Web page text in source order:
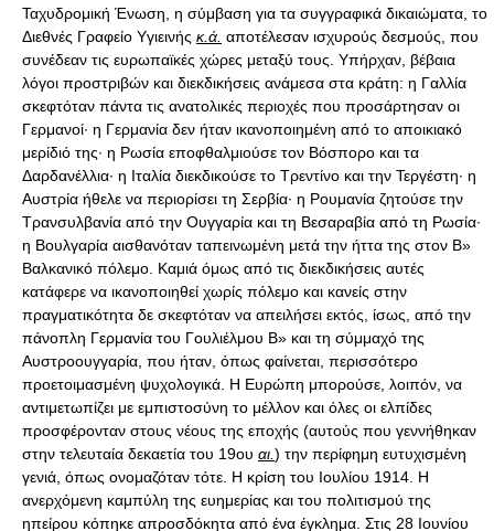
Ταχυδρομική Ένωση, η σύμβαση για τα συγγραφικά δικαιώματα, το
Διεθνές Γραφείο Yγιεινής κ.ά. αποτέλεσαν ισχυρούς δεσμούς, που
συνέδεαν τις ευρωπαϊκές χώρες μεταξύ τους. Υπήρχαν, βέβαια
λόγοι προστριβών και διεκδικήσεις ανάμεσα στα κράτη: η Γαλλία
σκεφτόταν πάντα τις ανατολικές περιοχές που προσάρτησαν οι
Γερμανοί· η Γερμανία δεν ήταν ικανοποιημένη από το αποικιακό
μερίδιό της· η Ρωσία εποφθαλμιούσε τον Βόσπορο και τα
Δαρδανέλλια· η Ιταλία διεκδικούσε το Τρεντίνο και την Τεργέστη· η
Αυστρία ήθελε να περιορίσει τη Σερβία· η Ρουμανία ζητούσε την
Τρανσυλβανία από την Ουγγαρία και τη Βεσαραβία από τη Ρωσία·
η Βουλγαρία αισθανόταν ταπεινωμένη μετά την ήττα της στον B»
Bαλκανικό πόλεμο. Καμιά όμως από τις διεκδικήσεις αυτές
κατάφερε να ικανοποιηθεί χωρίς πόλεμο και κανείς στην
πραγματικότητα δε σκεφτόταν να απειλήσει εκτός, ίσως, από την
πάνοπλη Γερμανία του Γουλιέλμου B» και τη σύμμαχό της
Αυστροουγγαρία, που ήταν, όπως φαίνεται, περισσότερο
προετοιμασμένη ψυχολογικά. Η Ευρώπη μπορούσε, λοιπόν, να
αντιμετωπίζει με εμπιστοσύνη το μέλλον και όλες οι ελπίδες
προσφέρονταν στους νέους της εποχής (αυτούς που γεννήθηκαν
στην τελευταία δεκαετία του 19ου αι. ) την περίφημη ευτυχισμένη γενιά, όπως ονομαζόταν τότε. Η κρίση του Ιουλίου 1914. Η ανερχόμενη καμπύλη της ευημερίας και του πολιτισμού της ηπείρου κόπηκε απροσδόκητα από ένα έγκλημα. Στις 28 Ιουνίου 1914, ο αρχιδούκας Φραγκίσκος Φερδινάνδος, διάδοχος του αυστριακού θρόνου δολοφονήθηκε στο Σεράγεβο από τον νεαρό Βόσνιο Γκαβρίλο Πρίντσιπ. Αν και δεν ήταν φανερή η άμεση συμμετοχή της Σερβίας και της Μαύρης Χειρός, η αυστροουγγρική κυβέρνηση, υπό την πίεση της λαϊκής αγανάκτησης και βέβαιη πως έχει τη γερμανική υποστήριξη, έστειλε στις 23 Ιουλίου ένα αυστηρότατο τελεσίγραφο στη Σερβία, το οποίο περιελάμβανε 10 άρθρα που, αν γίνονταν δεκτά, θα έκαναν τη σλαβική αυτή χώρα σχεδόν υποτελή της Αυστρίας. Από την πλευρά της, η κυβέρνηση του Γουλιέλμου B», χωρίς πολλή σκέψη, προσέφερε στην Αυστρία απόλυτη υποστήριξη. Η έκρηξη του A» Παγκοσμίου πολέμου έγινε με αλυσιδωτή αντίδραση. Το πρώτο χτύπημα το έδωσε η Αυστροουγγαρία στις 28 Ιουλίου (αν και η Σερβία αποδέχτηκε 7 από τα 10 σημεία), όταν κήρυξε τον πόλεμο εναντίον της χώρας των δολοφόνων. Η σοβαρή απόφαση του Φραγκίσκου Ιωσήφ κλόνισε βαθύτατα τη βαλκανική ισορροπία, θίγοντας άμεσα τα συμφέροντα και τα αισθήματα της Ρωσίας προς τους συγγενείς της σλαβικούς λαούς. Επιπλέον, ο τουρκικός στρατός (η Οθωμανική αυτοκρατορία ήταν από παράδοση εχθρική προς τη Ρωσία) είχε Γερμανούς αξιωματικούς ως εκπαιδευτές, και στον θρόνο της Αλβανίας καθόταν Γερμανός πρίγκιπας. Ο τσάρος διέταξε προληπτική κινητοποίηση (30 Ιουλίου) αλλά, την 1η Αυγούστου, η Γερμανία (πιστή στις αρχές της) κήρυξε τον πόλεμο εναντίον της Ρωσίας. Τις ημέρες αυτές, η Μεγάλη Βρετανία ανέπτυξε εξαιρετική διπλωματική δραστηριότητα, υποβάλλοντας διάφορες προτάσεις για τη διευθέτηση της διαφοράς, χωρίς όμως αποτέλεσμα. Αντίθετα μάλιστα, οι κινήσεις αυτές δημιούργησαν στους Γερμανούς την εντύπωση ότι η Μεγάλη Βρετανία δεν θα επενέβαινε στον πόλεμο. Η γαλλική κινητοποίηση, μετά από μια γερμανική επίδειξη, προκάλεσε νέα κήρυξη πολέμου εκ μέρους της Γερμανίας. Στις 3 Αυγούστου, η πανίσχυρη γερμανική πολεμική μηχανή εισέβαλε στο ουδέτερο Βέλγιο, με σκοπό να χτυπήσει από τα πλάγια τον γαλλικό στρατό. Στο σημείο αυτό, η Μεγάλη Βρετανία διέκοψε τις προσπάθειές της και βγήκε και αυτή (4 Αυγούστου) στον πόλεμο. Την επομένη κήρυξε και η Αυστροουγγαρία τον πόλεμο εναντίον της Ρωσίας. Η Αντάντ συμμετείχε επίσης, ένα όμως μέλος της Τριπλής Συμμαχίας, η Ιταλία, εξακολουθούσε να απέχει. Οι όροι της συνθήκης δεν παραβιάστηκαν, γιατί ούτε η Αυστροουγγαρία ούτε η Γερμανία συμβουλεύτηκαν την Ιταλία, φοβούμενες τις διεκδικήσεις που αυτή θα προέβαλλε. Έτσι, στις 2 Αυγούστου, η Ιταλία ανήγγειλε την ουδετερότητά της. Ο πόλεμος. Η Γερμανία θα μπορούσε να χτυπήσει τη Ρωσία, η οποία βρισκόταν ακόμα στο στάδιο της κινητοποίησης, αλλά ο αρχηγός του επιτελείου της φον Μόλτκε ο νεότερος (ακολουθώντας, σε γενικές γραμμές, το σχέδιο που επεξεργάστηκε στις αρχές του αιώνα ο προκάτοχός του φον Σλίφεν) προτίμησε να ξεκαθαρίσει πρώτα τον πόλεμο στο δυτικό μέτωπο, με σκοπό να ρίξει ύστερα εναντίον του κολοσσού με τα πήλινα πόδια όλο το βάρος της γερμανικής πολεμικής μηχανής. Οι Γερμανοί, επωφελούμενοι από τα μεγάλα λάθη υπολογισμού που διέπραξε το γαλλικό επιτελείο, και με ένα ατελές στρατηγικό σχέδιο, προήλασαν μέχρι το Παρίσι, ενώ η γαλλική κυβέρνηση έφευγε στο Μπορντό (2 Σεπτεμβρίου). Παρ» όλες όμως τις σοβαρές απώλειες που υπέστη ο γαλλικός στρατός, ο στρατηγός Ζοφρ κατόρθωσε, ύστερα από μια μεγάλη αμυντική μάχη (6-14 Σεπτεμβρίου 1914), να αναχαιτίσει τους Γερμανούς στον ποταμό Μάρνη και να τους απωθήσει μέχρι το Σομ. Η εξαιρετική τιμή στον στρατηγό Ζοφρ οφείλεται κυρίως στο ότι κατόρθωσε να εμπνεύσει εμπιστοσύνη στον στρατό του που υποχωρούσε, κερδίζοντας κατ» αυτόν τον τρόπο μια μάχη η οποία, στην ουσία, έκρινε την τύχη του πολέμου. Για να βοηθήσουν οι Pώσοι το πιεζόμενο γαλλικό μέτωπο εξαπέλυσαν επίθεση, αν και ήταν απροετοίμαστοι. Τα λίγα γερμανικά στρατεύματα, που κάλυπταν το μέτωπο, υποχώρησαν, εκθέτοντας σε κίνδυνο εισβολής την ανατολική Πρωσία. Τότε, ένας μεγάλος σε ηλικία Πρώσος αξιωματικός, απόστρατος πια, ανέλαβε την αρχηγία των στρατευμάτων στον τομέα αυτόν και, εκμεταλλευόμενος θαυμάσια την τέλεια γνώση του εδάφους και με τη βοήθεια ενός νεότατου και σχεδόν αυτοσχέδιου επιτελείου, προκάλεσε δύο σοβαρές ήττες στους Ρώσους, στο Τάνενμπεργκ (27-30 Αυγούστου) και στα Μαζουριανά έλη (7-15 Σεπτεμβρίου). Η απαλλαγή από την απειλή της εισβολής έκανε ξαφνικά διάσημη τη δυάδα Χίντενμπουργκ - Λούντεντορφ. Παρ» όλα αυτά, την ίδια μέρα της μάχης του Μάρνη, οι Ρώσοι σημείωναν λαμπρή νίκη εναντίον των Αυστριακών στο Λέμπεργκ (Λβοφ). Στο μεταξύ, στις 15 Αυγούστου 1914, η Ιαπωνία, μετά από συμφωνίες που έκανε παλαιότερα με τη Μεγάλη Βρετανία, έστειλε στη Γερμανία ένα τελεσίγραφο, στη λήξη του οποίου κήρυξε τον πόλεμο (23 Αυγούστου 1914). Το αποτέλεσμα ήταν νέα μείωση της ευρωπαϊκής επιρροής στην Κίνα. Τα ιαπωνικά στρατεύματα κατέλαβαν γρήγορα το Κιαοτσόου και τα νησιά Μάρσαλ. Το αντίθετο έκανε, ύστερα από επίμονες γερμανικές πιέσεις και μετά από το τολμηρό και έξυπνο γερμανικό εγχείρημα, όπως ήταν ο βομβαρδισμός της Οδησσού, η Oθωμανική αυτοκρατορία. Αυτό αποτέλεσε σκληρό πλήγμα για την Αντάντ, και κυρίως για τη Ρωσία που, ενώ πιεζόταν επικίνδυνα, έβλεπε με ανησυχία vα ανοίγεται νέο μέτωπο στον Καύκασο. Τώρα ήταν η σειρά των Δυτικών να τρέξουν σε βοήθεια της Ρωσίας με την απόπειρα (η οποία απέτυχε) να παραβιάσουν τα Δαρδανέλλια (Φεβρουάριος 1915 - Ιανουάριος 1916). Αλλά η είσοδος στον πόλεμο της Οθωμανικής πλευράς απειλούσε σοβαρά και τη Bρετανική αυτοκρατορία. Από τον Φεβρουάριο έως τον Αύγουστο, 4 φορές οι Άγγλοι αντιμετώπισαν απειλητικές επιθέσεις προς το Σουέζ και ο στρατός τους στη Μεσοποταμία αναγκάστηκε να παραδοθεί (Απρίλιος 1916). Τους πρώτους μήνες του πολέμου, η Ρώμη έγινε το κέντρο ενός σκληρού διπλωματικού παιχνιδιού μεταξύ των αντιπροσώπων των εμπόλεμων δυνάμεων και της κυβέρνησης Σαλάντρα, που τελικά, έπειτα από τις αναβολές των Αυστριακών, υπέγραψε με την Αντάντ το Σύμφωνο του Λονδίνου (26 Απριλίου 1915). Tο σύμφωνο αυτό εγγυόταν στην Ιταλία το Τρεντίνο μέχρι το Μπρένεφ, την Τεργέστη, την Ιστρία και τις Δαλματικές ακτές μέχρι το Πούντα Πλάνκα (εκτός από το Φιούμε), και επιπλέον ακαθόριστες παραχωρήσεις στην Αφρική. Στις 23 Μαΐου 1915 κήρυξε τον πόλεμο εναντίον της Αυστροουγγαρίας (όχι όμως της Γερμανίας, εναντίον της οποίας ο πόλεμος κηρύχθηκε στις 27 Αυγούστου 1916). Οι εχθροπραξίες άρχισαν την επομένη. Ήταν η σειρά του Φραγκίσκου Ιωσήφ vα αντιμετωπίσει και δεύτερο μέτωπο. Ο ιταλοαυστριακός πόλεμος (σε αντιδιαστολή προς τα άλλα μέτωπα) είχε καθαρά εθνικό χαρακτήρα. Τόσο οι αμυνόμενοι Αυστριακοί, όσο και οι επιτιθέμενοι Ιταλοί ήταν βέβαιοι πως πολεμούσαν για έδαφος, που και οι δύο θεωρούσαν δικό τους. Το ιταλικό πολεμικό σχέδιο, το οποίο απέβλεπε στην υπερπήδηση του Ιζόντσο και την κάθοδο προς την κόγχη της Λουμπλιάνας, απέτυχε. Με την προσπάθεια να κερδίσει έδαφος προς όλες τις κατευθύνσεις, ο ιταλικός στρατός εξαφάνισε την επικίνδυνη σφήνα του Τρεντίνο, αλλά, αφού έφτασε και σε μερικά σημεία ξεπέρασε τον Ιζόντσο, αναχαιτίστηκε από ισχυρές αμυντικές θέσεις, τόσο από φυσική άποψη όσο και από τα εκεί οχυρωματικά έργα, και καθηλώθηκε από την αρχή σε δαπανηρό πόλεμο θέσεων. Οι Γάλλοι, στο διάστημα αυτό, εξαπέλυσαν πολλές επιθέσεις που δεν άλλαξαν ουσιαστικά τη γραμμή του μετώπου, αλλά προκάλεσαν κολοσσιαίες απώλειες σε ανθρώπινες ζωές. Στο ανατολικό μέτωπο οι Ρώσοι, που είχαν ηττηθεί στο Γκόρλιτσε (2 Μαΐου), αναγκάστηκαν να υποχωρήσουν, αφήνοντας στα χέρια των επιτιθεμένων μεγάλες περιοχές της Πολωνίας, της Λιθουανίας και της Κουρλανδίας. Τον ίδιο χρόνο (1915), παρασυρόμενη η Bουλγαρία από τις εντυπωσιακές νίκες των Γερμανών εναντίον των Ρώσων και εναντίον των Άγγλων στα Δαρδανέλλια, μπήκε στον πόλεμο (5 Οκτωβρίου) στο πλευρό των κεντρικών αυτοκρατοριών. Οι κεντρικές αυτοκρατορίες κατόρθωσαν (22 Ιουλίου), με επιδέξια διπλωματική ενέργεια, να επιτύχουν από την Τουρκία την παραχώρηση στη Βουλγαρία μερικών εδαφών τα οποία επέτρεπαν στη δεύτερη, μεταξύ άλλων, να βγει στο Αιγαίο. Η επέμβαση της Βουλγαρίας επέτρεψε συνδυασμένη επίθεση εναντίον της Σερβίας, από Βουλγάρους, Τούρκους και Αυστριακούς. Ο σερβικός στρατός ουσιαστικά διαλύθηκε και η χώρα κατακτήθηκε (Οκτώβριος - Νοέμβριος 1915). Η κυβέρνηση και τα λείψανα του στρατού κατέφυγαν στην Αλβανία και από εκεί πέρασαν στην Κέρκυρα. Το 1916, οι κεντρικές αυτοκρατορίες ξεκίνησαν δύο ισχυρότατες επιθέσεις, μία των Γερμανών εναντίον του Βερντέν άξονα του γαλλικού μετώπου, και άλλη των Αυστριακών εναντίον των Ιταλών στο υψίπεδο του Αζιάγκο. Στο Βερντέν οι Γερμανοί δεν κατόρθωσαν να εισδύσουν, και οι Αυστριακοί δεν είχαν μεγαλύτερη επιτυχία, και έτσι αναγκάστηκαν να υποχωρήσουν στις γραμμές από όπου ξεκίνησαν, εγκαταλείποντας μάλιστα και την Γκορίτσια (Αύγουστος 1916). Ενώ οι Αυστριακοί ήταν απασχολημένοι εναντίον των Ιταλών, οι Ρώσοι επιτέθηκαν στη Βουκοβίνα (4 Ιουνίου 1916) και σημείωσαν λαμπρή νίκη. Η επιτυχία αυτή έπεισε τη Ρουμανία, που μέχρι τότε ταλαντευόταν, να μπει στον πόλεμο στο πλευρό της Αντάντ (Αύγουστος 1916) με την ελπίδα να ικανοποιήσει τις διεκδικήσεις της (ρουμανικά εδάφη τα οποία βρίσκονταν κάτω από αυστριακή κατοχή). Ύστερα όμως από κάποιες αρχικές επιτυχίες, ο ρουμανικός στρατός διαλύθηκε σχεδόν εντελώς από ισχυρή Aυστρογερμανική επίθεση (Σεπτέμβριος - Δεκέμβριος 1916), που ανάγκασε τα υπολείμματά του να καταφύγουν στη Μολδαβία. Έτσι, εκείνο που θα μπορούσε να είναι επιτυχία της Αντάντ έγινε πηγή νέων ανησυχιών, γιατί περιήλθαν στις κεντρικές αυτοκρατορίες οι πλούσιες γεωργικές περιοχές και οι πετρελαιοπηγές της Ρουμανίας. Κατά τα τέλη του 1916, μέσα σε ατμόσφαιρα ψυχολογικής επίθεσης, ο Γερμανός καγκελάριος Μπέτμαν - Χόλβεγκ διετύπωσε, με αρκετά ασαφείς ωστόσο όρους, προτάσεις ειρήνης, φυσικά με ύφος νικητή. Αυτές είχαν ελάχιστη απήχηση στη δυτική κοινή γνώμη, αλλά χρησίμευσαν πολύ στο εσωτερικό της Γερμανίας ώστε να ενισχύσουν την εμπιστοσύνη των πολεμιστών και του λαού. Άλλωστε, και ο ίδιος ο πρόεδρος των ΗΠΑ, Ουίλσον, ο οποίος εκλήθη ως μεσολαβητής, δεν κατόρθωσε να μάθει κ